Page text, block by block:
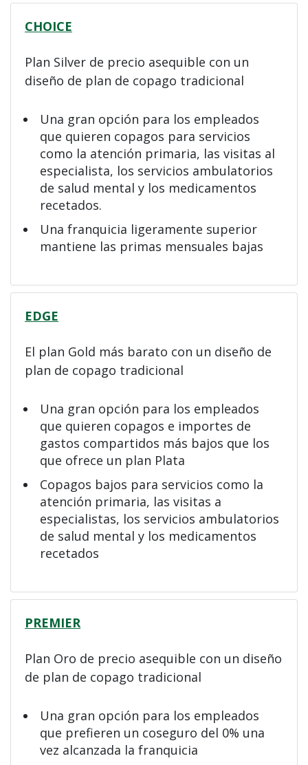
CHOICE
Plan Silver de precio asequible con un
diseño de plan de copago tradicional
Una gran opción para los empleados
que quieren copagos para servicios
como la atención primaria, las visitas al
especialista, los servicios ambulatorios
de salud mental y los medicamentos
recetados.
Una franquicia ligeramente superior
mantiene las primas mensuales bajas
EDGE
El plan Gold más barato con un diseño de
plan de copago tradicional
Una gran opción para los empleados
que quieren copagos e importes de
gastos compartidos más bajos que los
que ofrece un plan Plata
Copagos bajos para servicios como la
atención primaria, las visitas a
especialistas, los servicios ambulatorios
de salud mental y los medicamentos
recetados
PREMIER
Plan Oro de precio asequible con un diseño
de plan de copago tradicional
Una gran opción para los empleados
que prefieren un coseguro del 0% una
vez alcanzada la franquicia